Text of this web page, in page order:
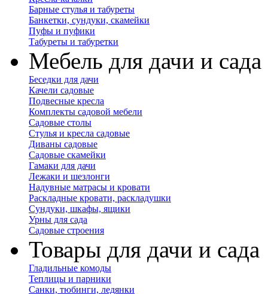
Барные стулья и табуреты
Банкетки, сундуки, скамейки
Пуфы и пуфики
Табуреты и табуретки
Мебель для дачи и сада
Беседки для дачи
Качели садовые
Подвесные кресла
Комплекты садовой мебели
Садовые столы
Стулья и кресла садовые
Диваны садовые
Садовые скамейки
Гамаки для дачи
Лежаки и шезлонги
Надувные матрасы и кровати
Раскладные кровати, раскладушки
Сундуки, шкафы, ящики
Урны для сада
Садовые строения
Товары для дачи и сада
Гладильные комоды
Теплицы и парники
Санки, тюбинги, ледянки